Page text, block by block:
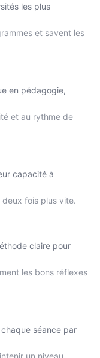
les plus
et savent les
en pédagogie,
et au rythme de
capacité à
fois plus vite.
claire pour
les bons réflexes
séance par